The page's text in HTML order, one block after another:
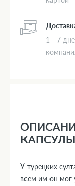
1 - 7
У турецких
всем им он мог